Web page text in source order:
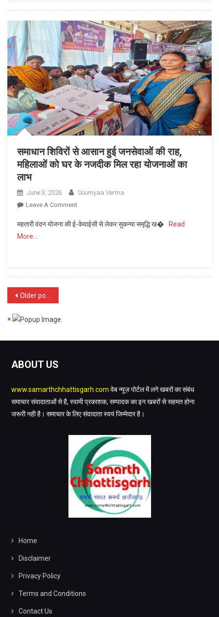
योजना
ने
दिव्यांग
राम
प्रसाद
के
जीवन
में
भरी
नई
समाधान शिविरों से आसान हुई जनसेवाओं की राह,
महिलाओं को घर के नजदीक मिल रहा योजनाओं का
लाभ
June 3, 2026
Soumyaa Verma
Leave A CommentOn
शिविरों
के
का
लाभ
महतारी वंदन योजना की ई-केवाईसी से लेकर सुकन्या समृद्धि ख�
Read
More…
Posts
navigation
Older posts
×
ABOUT US
www.samarthchhattisgarh.com वेब न्यूज़ पोर्टल में लगे खबरों का संबंध
समाचार संवादाताओं से है, स्वामी प्रकाशक, सम्पादक का इन खबरों से सहमत होना
जरूरी नही है। समाचार के लिए संवादाता स्वयं जिम्मेदार है।
Home
Disclaimer
Privacy Policy
Terms and Conditions
Contact Us